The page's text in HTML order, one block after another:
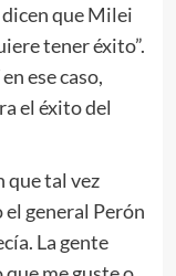
que Milei
tener éxito”.
ese caso,
el éxito del
que tal vez
el general Perón
La gente